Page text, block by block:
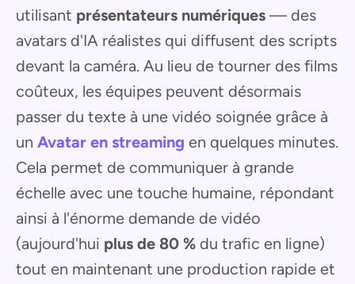
utilisant présentateurs numériques — des
avatars d'IA réalistes qui diffusent des scripts
devant la caméra. Au lieu de tourner des films
coûteux, les équipes peuvent désormais
passer du texte à une vidéo soignée grâce à
un Avatar en streaming en quelques minutes.
Cela permet de communiquer à grande
échelle avec une touche humaine, répondant
ainsi à l'énorme demande de vidéo
(aujourd'hui plus de 80 % du trafic en ligne)
tout en maintenant une production rapide et